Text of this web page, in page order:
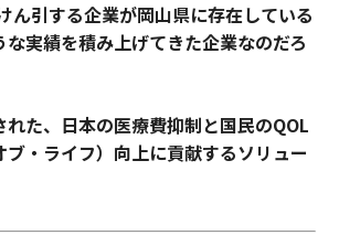
ん引する企業が岡山県に存在している
な実績を積み上げてきた企業なのだろ
れた、日本の医療費抑制と国民のQOL
ブ・ライフ）向上に貢献するソリュー